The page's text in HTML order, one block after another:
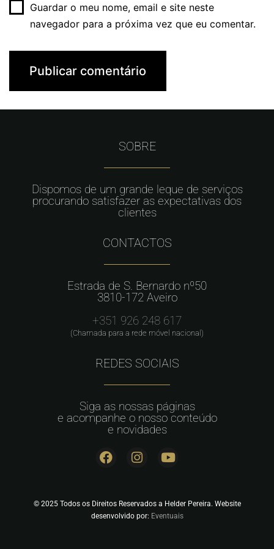
Guardar o meu nome, email e site neste
navegador para a próxima vez que eu comentar.
SOBRE
Dispomos de um grande leque de serviços
procurando satisfazer as expectativas dos
clientes
CONTACTOS
Estrada de S. Bernardo nº50
3810-172 Aveiro
+351 926 248 617
(Chamada para a rede móvel nacional)
REDES SOCIAIS
Siga as nossas páginas
e acompanhe o nosso conteúdo
e novidades
© 2025 Todos os Direitos Reservados a Helder Pereira. Website
desenvolvido por: Eventuais